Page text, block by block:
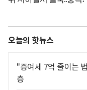
오늘의 핫뉴스
"증여세 7억 줄이는
층